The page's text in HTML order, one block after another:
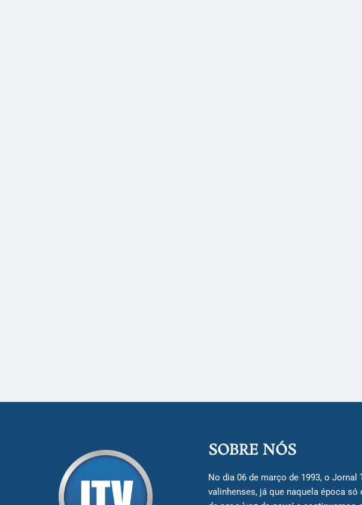
SOBRE NÓS
No dia 06 de março de 1993, o
valinhenses, já que naquela época